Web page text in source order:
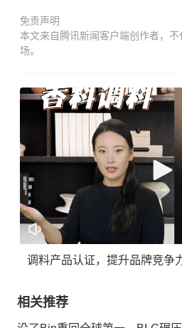
免责声明
本文来自腾讯新闻客户端创作者，
场。
调料产品认证，提升品牌竞争
相关推荐